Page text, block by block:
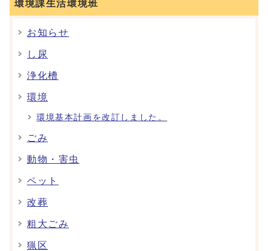
環境課生活環境班
お知らせ
し尿
浄化槽
環境
環境基本計画を改訂しました。
ごみ
動物・害虫
ペット
改葬
粗大ごみ
猟区